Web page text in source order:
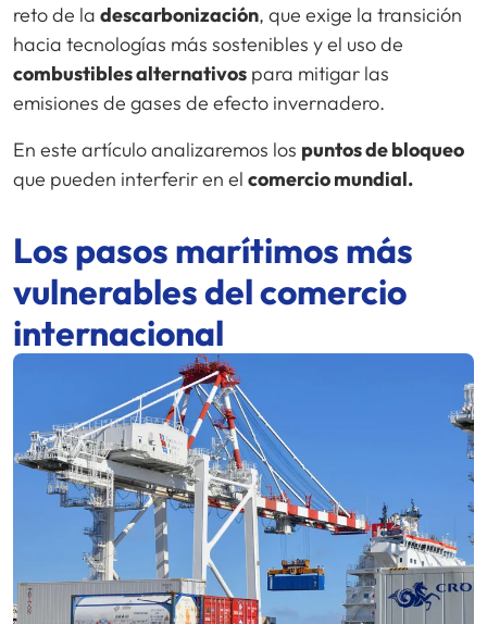
reto de la descarbonización, que exige la transición
hacia tecnologías más sostenibles y el uso de
combustibles alternativos para mitigar las
emisiones de gases de efecto invernadero.
En este artículo analizaremos los puntos de bloqueo
que pueden interferir en el comercio mundial.
Los pasos marítimos más
vulnerables del comercio
internacional